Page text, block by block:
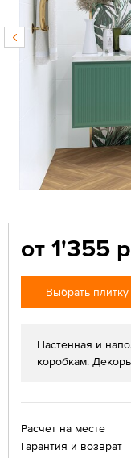
от 1'355
Выбрать плитку
Настенная и
коробкам.
Расчет на месте
Гарантия и возврат